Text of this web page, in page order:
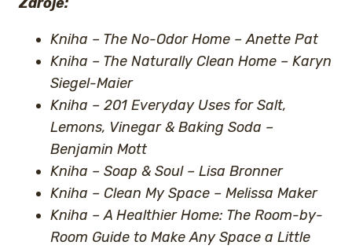
Kniha – The No-Odor Home – Anette Pat
Kniha – The Naturally Clean Home – Karyn
Siegel-Maier
Kniha – 201 Everyday Uses for Salt,
Lemons, Vinegar & Baking Soda –
Benjamin Mott
Kniha – Soap & Soul – Lisa Bronner
Kniha – Clean My Space – Melissa Maker
Kniha – A Healthier Home: The Room-by-
Room Guide to Make Any Space a Little